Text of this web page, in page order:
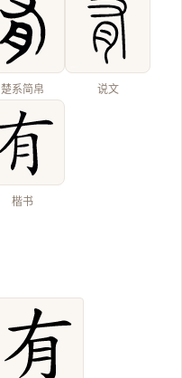
楚系简帛 说文
楷书